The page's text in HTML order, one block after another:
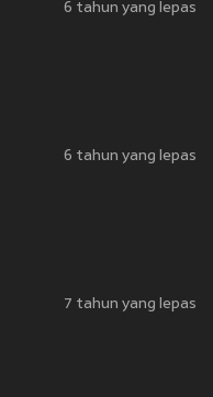
6 tahun yang lepas
6 tahun yang lepas
7 tahun yang lepas